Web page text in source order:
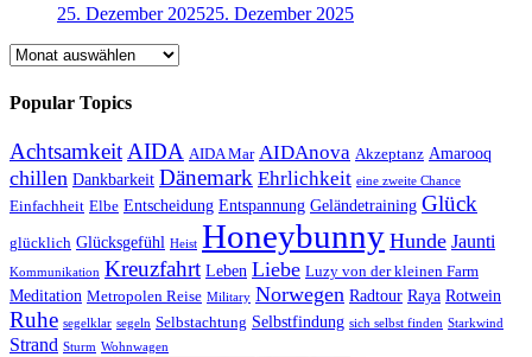
25. Dezember 202525. Dezember 2025
Archiv
Popular Topics
Achtsamkeit AIDA AIDA Mar AIDAnova Akzeptanz Amarooq
chillen Dankbarkeit Dänemark Ehrlichkeit eine zweite Chance
Einfachheit Elbe Entscheidung Entspannung Geländetraining Glück
glücklich Glücksgefühl Heist Honeybunny Hunde Jaunti
Kommunikation Kreuzfahrt Leben Liebe Luzy von der kleinen Farm
Meditation Metropolen Reise Military Norwegen Radtour Raya Rotwein
Ruhe segelklar segeln Selbstachtung Selbstfindung sich selbst finden Starkwind
Strand Sturm Wohnwagen